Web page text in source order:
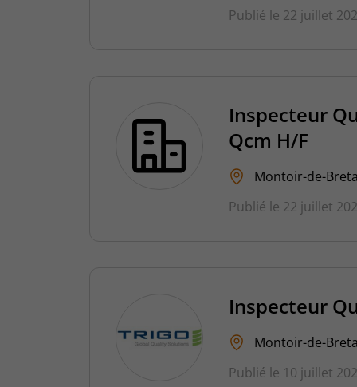
Publié le 22 juillet
Inspecteur
Qcm H/F
Montoir-de-
Publié le 22 juillet
Inspecteur
Montoir-de-
Publié le 10 juillet